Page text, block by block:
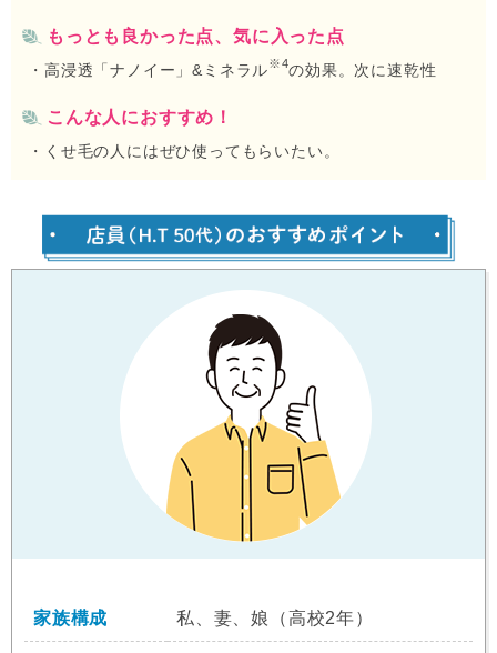
もっとも良かった点、気に入った点
高浸透「ナノイー」&ミネラル※4の効果。次に速乾性
こんな人におすすめ！
くせ毛の人にはぜひ使ってもらいたい。
家族構成 私、妻、娘（高校2年）